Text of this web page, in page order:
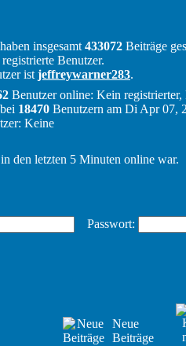
insgesamt 433072 Beiträge
registrierte Benutzer.
ist jeffreywarner283.
Benutzer online: Kein
18470 Benutzern am Di Apr 07,
Keine
den letzten 5 Minuten online war.
Passwort:
Neue
Beiträge